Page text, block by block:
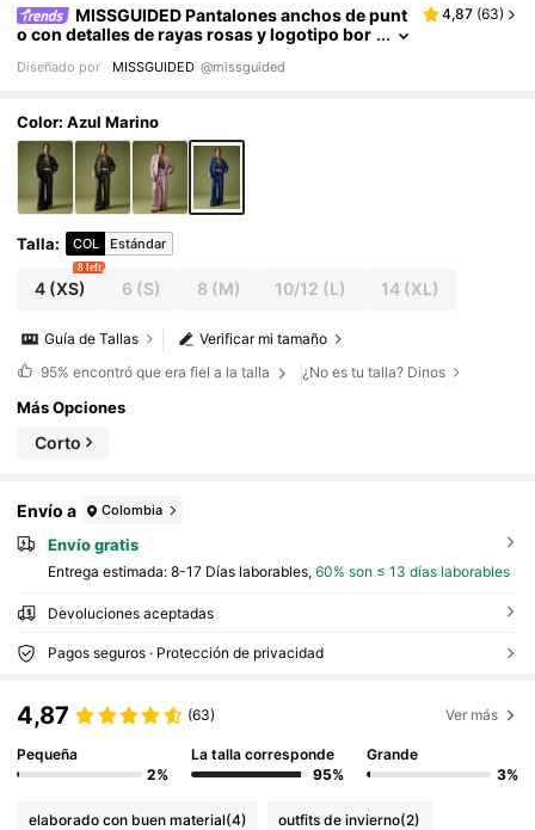
MISSGUIDED Pantalones anchos de punt
o con detalles de rayas rosas y logotipo bor
4,87 (63)
Diseñado por MISSGUIDED @missguided
Color: Azul Marino
Talla: COL Estándar
4(XS)
8 left
6 (S) 8 (M) 10/12 (L) 14 (XL)
Verificar mi tamaño
Guía de Tallas
95% encontró que era fiel a la talla ¿No es tu talla? Dinos
Más Opciones
Corto
Envío a Colombia
Envío gratis
Entrega estimada: 8-17 Días laborables, 60% son ≤ 13 días laborables
Devoluciones aceptadas
Pagos seguros · Protección de privacidad
4,87 (63) Ver más
Pequeña
2%
La talla corresponde
95%
Grande
3%
elaborado con buen material(4) outfits de invierno(2)